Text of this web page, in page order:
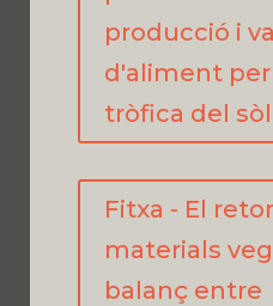
producció i
d'aliment per
tròfica del sòl
Fitxa - El
materials
balanç entre